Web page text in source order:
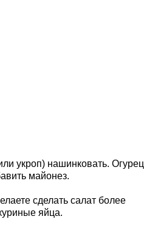
укроп) нашинковать.
майонез.
сделать салат более
яйца.